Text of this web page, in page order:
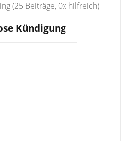
(25 Beiträge, 0x hilfreich)
Kündigung